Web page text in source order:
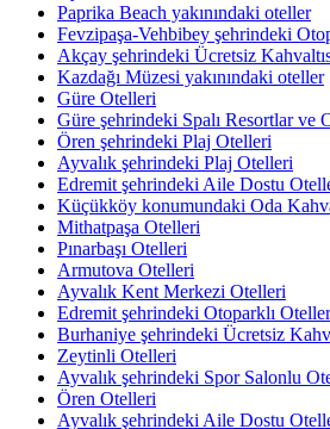
Paprika Beach yakınındaki oteller
Fevzipaşa-Vehbibey şehrindeki
Akçay şehrindeki Ücretsiz
Kazdağı Müzesi yakınındaki oteller
Güre Otelleri
Güre şehrindeki Spalı Resortlar ve
Ören şehrindeki Plaj Otelleri
Ayvalık şehrindeki Plaj Otelleri
Edremit şehrindeki Aile Dostu
Küçükköy konumundaki Oda
Mithatpaşa Otelleri
Pınarbaşı Otelleri
Armutova Otelleri
Ayvalık Kent Merkezi Otelleri
Edremit şehrindeki Otoparklı Oteller
Burhaniye şehrindeki Ücretsiz
Zeytinli Otelleri
Ayvalık şehrindeki Spor Salonlu
Ören Otelleri
Ayvalık şehrindeki Aile Dostu